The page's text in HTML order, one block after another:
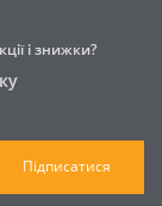
і знижки?
Підписатися